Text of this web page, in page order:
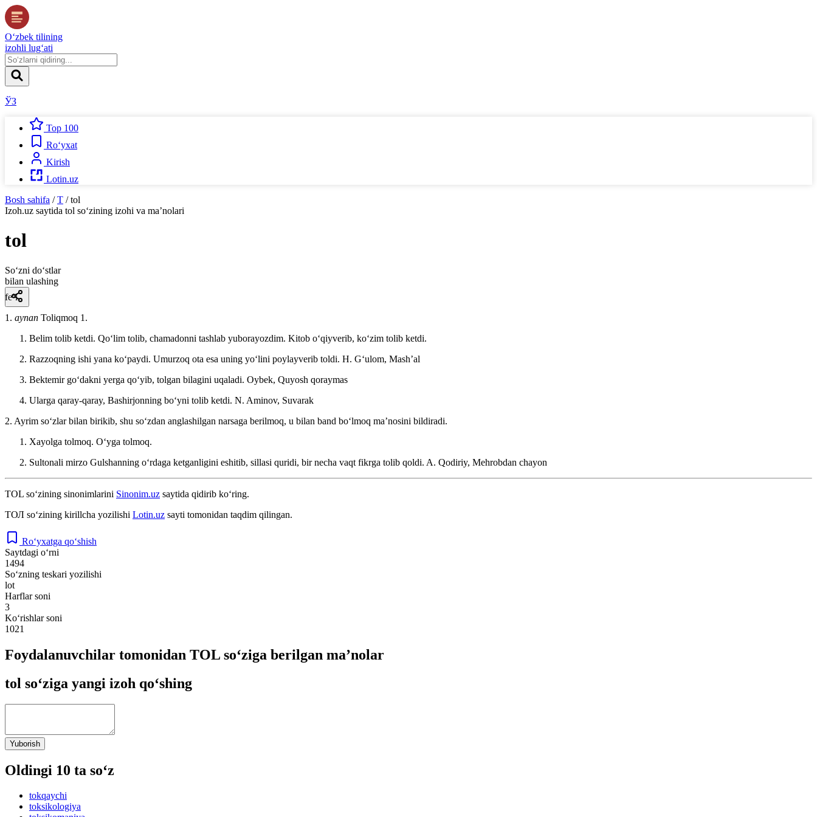
O‘zbek tilining
izohli lug‘ati
ЎЗ
Top 100
Ro‘yxat
Kirish
Lotin.uz
Bosh sahifa / T / tol
Izoh.uz saytida tol so‘zining izohi va ma’nolari
tol
So‘zni do‘stlar
bilan ulashing
fe’l
1. aynan Toliqmoq 1.
Belim tolib ketdi. Qoʻlim tolib, chamadonni tashlab yuborayozdim. Kitob oʻqiyverib, koʻzim tolib ketdi.
Razzoqning ishi yana koʻpaydi. Umurzoq ota esa uning yoʻlini poylayverib toldi. H. Gʻulom, Mashʼal
Bektemir goʻdakni yerga qoʻyib, tolgan bilagini uqaladi. Oybek, Quyosh qoraymas
Ularga qaray-qaray, Bashirjonning boʻyni tolib ketdi. N. Aminov, Suvarak
2. Ayrim soʻzlar bilan birikib, shu soʻzdan anglashilgan narsaga berilmoq, u bilan band boʻlmoq maʼnosini bildiradi.
Xayolga tolmoq. Oʻyga tolmoq.
Sultonali mirzo Gulshanning oʻrdaga ketganligini eshitib, sillasi quridi, bir necha vaqt fikrga tolib qoldi. A. Qodiriy, Mehrobdan chayon
TOL so‘zining sinonimlarini Sinonim.uz saytida qidirib ko‘ring.
ТОЛ so‘zining kirillcha yozilishi Lotin.uz sayti tomonidan taqdim qilingan.
Ro‘yxatga qo‘shish
Saytdagi o‘rni
1494
So‘zning teskari yozilishi
lot
Harflar soni
3
Ko‘rishlar soni
1021
Foydalanuvchilar tomonidan TOL so‘ziga berilgan ma’nolar
tol so‘ziga yangi izoh qo‘shing
Yuborish
Oldingi 10 ta so‘z
tokqaychi
toksikologiya